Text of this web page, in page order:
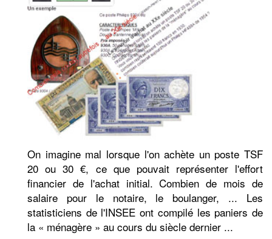
On imagine mal lorsque l'on achète un poste TSF
20 ou 30 €, ce que pouvait représenter l'effort
financier de l'achat initial. Combien de mois de
salaire pour le notaire, le boulanger, ... Les
statisticiens de l'INSEE ont compilé les paniers de
la « ménagère » au cours du siècle dernier ...